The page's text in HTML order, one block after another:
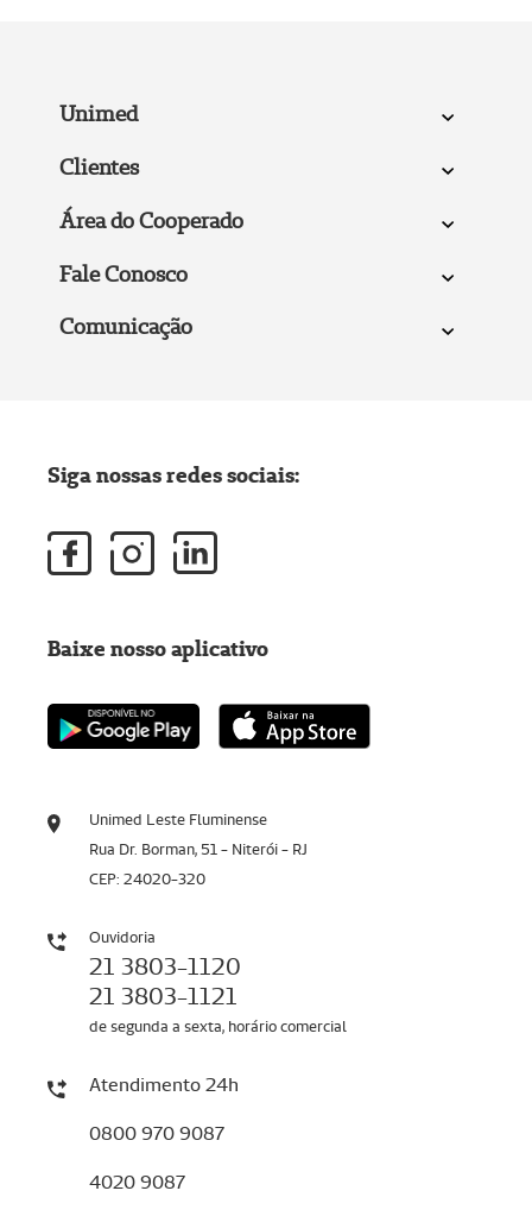
Unimed
Clientes
Área do Cooperado
Fale Conosco
Comunicação
Unimed Leste Fluminense
Rua Dr. Borman, 51 - Niterói - RJ
CEP: 24020-320
Ouvidoria
21 3803-1120
21 3803-1121
de segunda a sexta, horário comercial
Atendimento 24h
0800 970 9087
4020 9087
Siga nossas redes sociais:
Baixe nosso aplicativo